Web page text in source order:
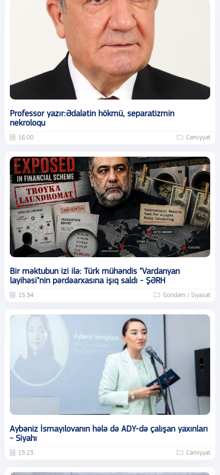
Professor yazır:Ədalətin hökmü, separatizmin
nekroloqu
16:00 Cəmiyyət
Bir məktubun izi ilə: Türk mühəndis "Vardanyan
layihəsi"nin pərdəarxasına işıq saldı - ŞƏRH
15:34 Gündəm / Siyasət
Aybəniz İsmayılovanın hələ də ADY-də çalışan yaxınları
- Siyahı
15:23 Cəmiyyət